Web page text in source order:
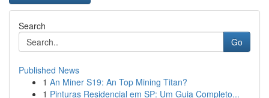
Search
Go
Published News
1 An Miner S19: An Top Mining Titan?
1 Pinturas Residencial em SP: Um Guia Completo...